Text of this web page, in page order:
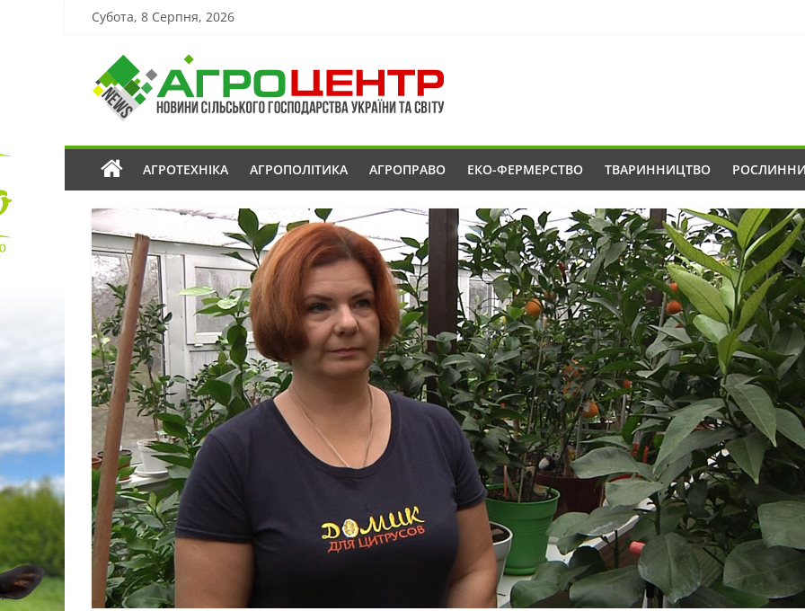
Субота, 8 Серпня, 2026
АГРОТЕХНІКА АГРОПОЛІТИКА АГРОПРАВО ЕКО-ФЕРМЕРСТВО ТВАРИННИЦТВО